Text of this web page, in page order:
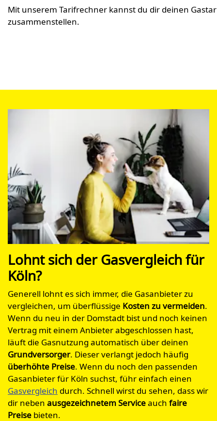
Mit unserem Tarifrechner kannst du dir deinen
zusammenstellen.
Lohnt sich der Gasvergleich für
Köln?
Generell lohnt es sich immer, die Gasanbieter zu
vergleichen, um überflüssige Kosten zu vermeiden.
Wenn du neu in der Domstadt bist und noch keinen
Vertrag mit einem Anbieter abgeschlossen hast,
läuft die Gasnutzung automatisch über deinen
Grundversorger. Dieser verlangt jedoch häufig
überhöhte Preise. Wenn du noch den passenden
Gasanbieter für Köln suchst, führ einfach einen
Gasvergleich durch. Schnell wirst du sehen, dass wir
dir neben ausgezeichnetem Serviceauch faire
Preise bieten.